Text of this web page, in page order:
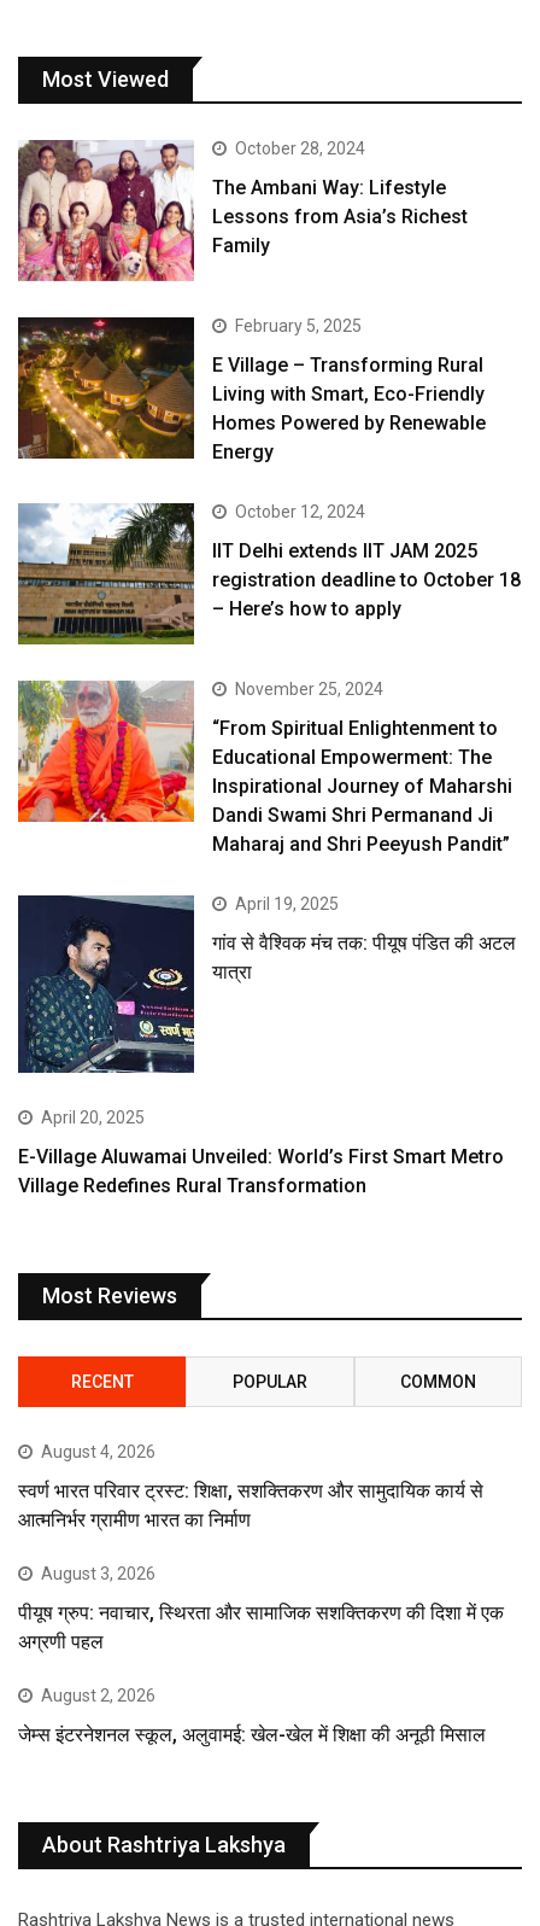
Most Viewed
October 28, 2024
The Ambani Way: Lifestyle
Lessons from Asia’s Richest
Family
February 5, 2025
E Village – Transforming Rural
Living with Smart, Eco-Friendly
Homes Powered by Renewable
Energy
October 12, 2024
IIT Delhi extends IIT JAM 2025
registration deadline to October 18
– Here’s how to apply
November 25, 2024
“From Spiritual Enlightenment to
Educational Empowerment: The
Inspirational Journey of Maharshi
Dandi Swami Shri Permanand Ji
Maharaj and Shri Peeyush Pandit”
April 19, 2025
गांव से वैश्विक मंच तक: पीयूष पंडित की अटल
यात्रा
April 20, 2025
E-Village Aluwamai Unveiled: World’s First Smart Metro
Village Redefines Rural Transformation
Most Reviews
RECENT POPULAR COMMON
August 4, 2026
स्वर्ण भारत परिवार ट्रस्ट: शिक्षा, सशक्तिकरण और सामुदायिक कार्य से
आत्मनिर्भर ग्रामीण भारत का निर्माण
August 3, 2026
पीयूष ग्रुप: नवाचार, स्थिरता और सामाजिक सशक्तिकरण की दिशा में एक
अग्रणी पहल
August 2, 2026
जेम्स इंटरनेशनल स्कूल, अलुवामई: खेल-खेल में शिक्षा की अनूठी मिसाल
About Rashtriya Lakshya
Rashtriya Lakshya News is a trusted international news